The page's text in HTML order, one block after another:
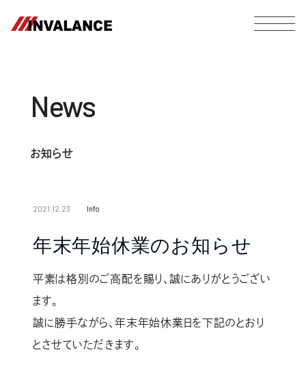
News
お知らせ
2021.12.23 Info
年末年始休業のお知らせ
平素は格別のご高配を賜り、誠にありがとうござい
ます。
誠に勝手ながら、年末年始休業日を下記のとおり
とさせていただきます。